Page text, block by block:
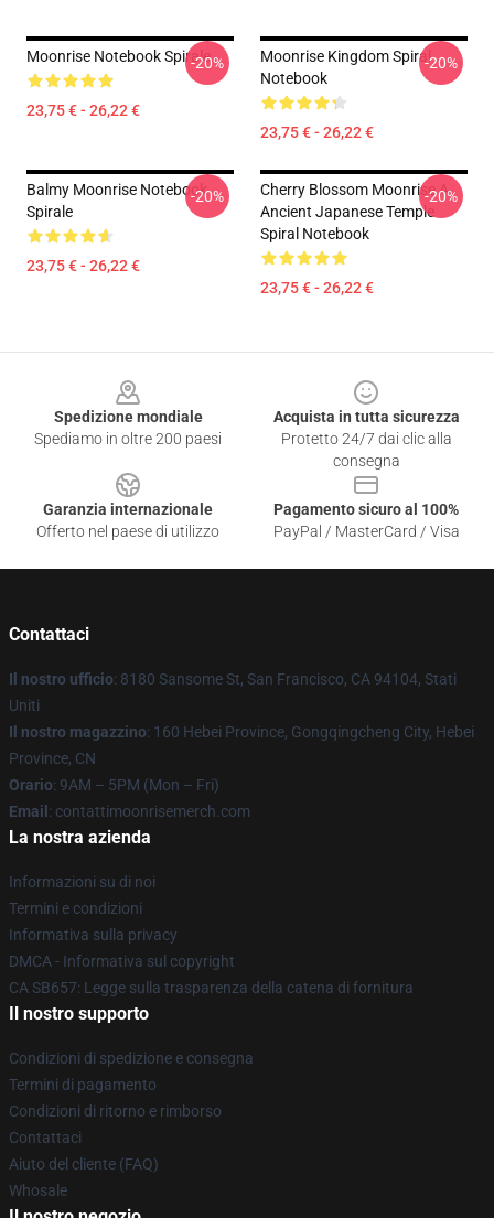
Moonrise Notebook Spirale
23,75 € - 26,22 €
-20%
Moonrise Kingdom Spiral
Notebook
23,75 € - 26,22 €
-20%
Balmy Moonrise Notebook
Spirale
23,75 € - 26,22 €
-20%
Cherry Blossom Moonrise A
Ancient Japanese Temple
Spiral Notebook
23,75 € - 26,22 €
-20%
Spedizione mondiale
Spediamo in oltre 200 paesi
Acquista in tutta sicurezza
Protetto 24/7 dai clic alla
consegna
Garanzia internazionale
Offerto nel paese di utilizzo
Pagamento sicuro al 100%
PayPal / MasterCard / Visa
Contattaci
Il nostro ufficio: 8180 Sansome St, San Francisco, CA 94104, Stati
Uniti
Il nostro magazzino: 160 Hebei Province, Gongqingcheng City, Hebei
Province, CN
Orario: 9AM – 5PM (Mon – Fri)
Email : contattimoonrisemerch.com
La nostra azienda
Informazioni su di noi
Termini e condizioni
Informativa sulla privacy
DMCA - Informativa sul copyright
CA SB657: Legge sulla trasparenza della catena di fornitura
Il nostro supporto
Condizioni di spedizione e consegna
Termini di pagamento
Condizioni di ritorno e rimborso
Contattaci
Aiuto del cliente (FAQ)
Whosale